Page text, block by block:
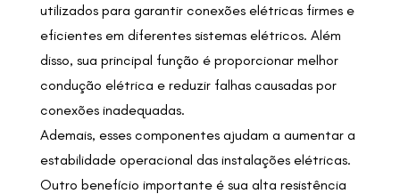
utilizados para garantir conexões elétricas firmes e
eficientes em diferentes sistemas elétricos. Além
disso, sua principal função é proporcionar melhor
condução elétrica e reduzir falhas causadas por
conexões inadequadas.
Ademais, esses componentes ajudam a aumentar a
estabilidade operacional das instalações elétricas.
Outro benefício importante é sua alta resistência